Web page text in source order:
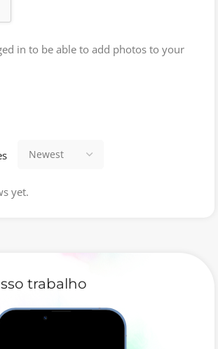
podem encontrar respostas para as
encontrar informações sobre como a
e protege suas informações pessoais.
podem encontrar informações sobre
sobre as opções de entrega
Futuro começa aqui!
yet.
in to be able to add photos to your
trabalho